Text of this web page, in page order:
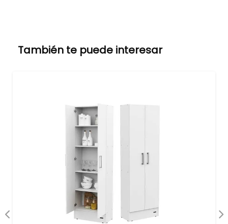
También te puede interesar